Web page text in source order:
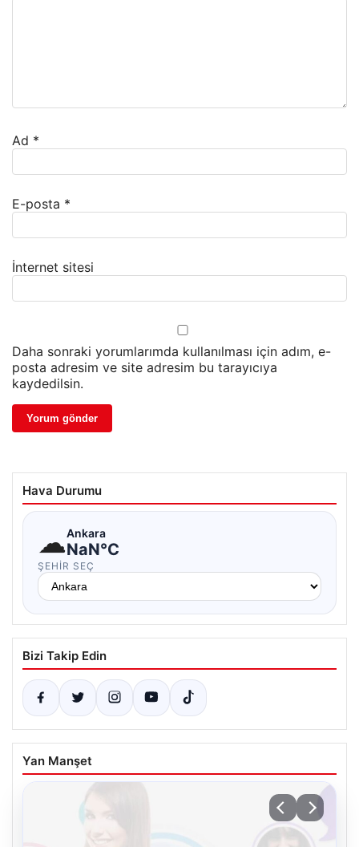
Ad *
E-posta *
İnternet sitesi
Daha sonraki yorumlarımda kullanılması için adım, e-
posta adresim ve site adresim bu tarayıcıya
kaydedilsin.
Hava Durumu
☁Ankara
NaN°C
ŞEHIR SEÇ
Bizi Takip Edin
Yan Manşet